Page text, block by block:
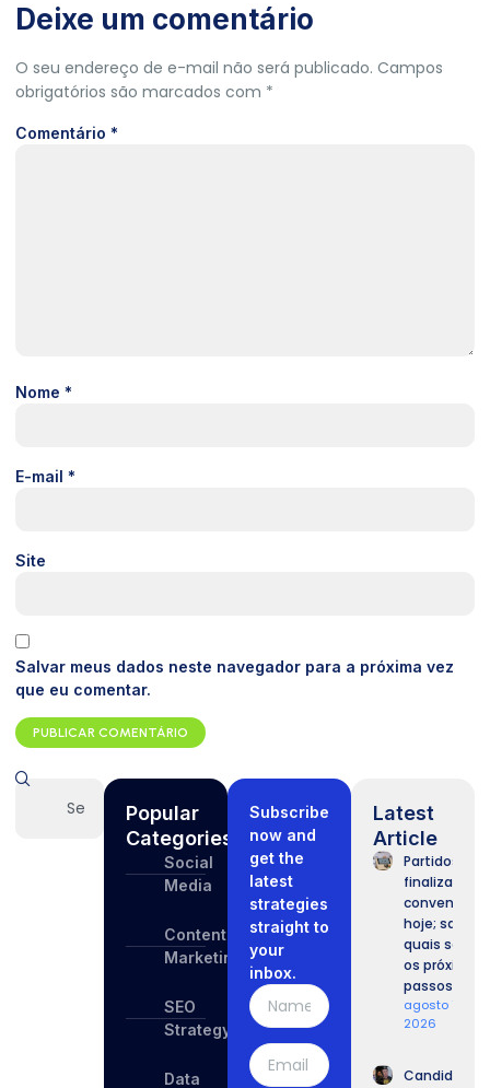
Deixe um comentário
O seu endereço de e-mail não será publicado. Campos
obrigatórios são marcados com *
Comentário *
Nome *
E-mail *
Site
Salvar meus dados neste navegador para a próxima vez
que eu comentar.
Popular
Categories
Social
Media
Content
Marketing
SEO
Strategy
Data
Subscribe
now and
get the
latest
strategies
straight to
your
inbox.
Latest
Article
Partidos
finalizam
convenções
hoje; saiba
quais serão
os próximos
passos.
agosto 7,
2026
Candidatos